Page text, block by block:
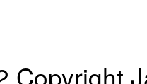
Copyright